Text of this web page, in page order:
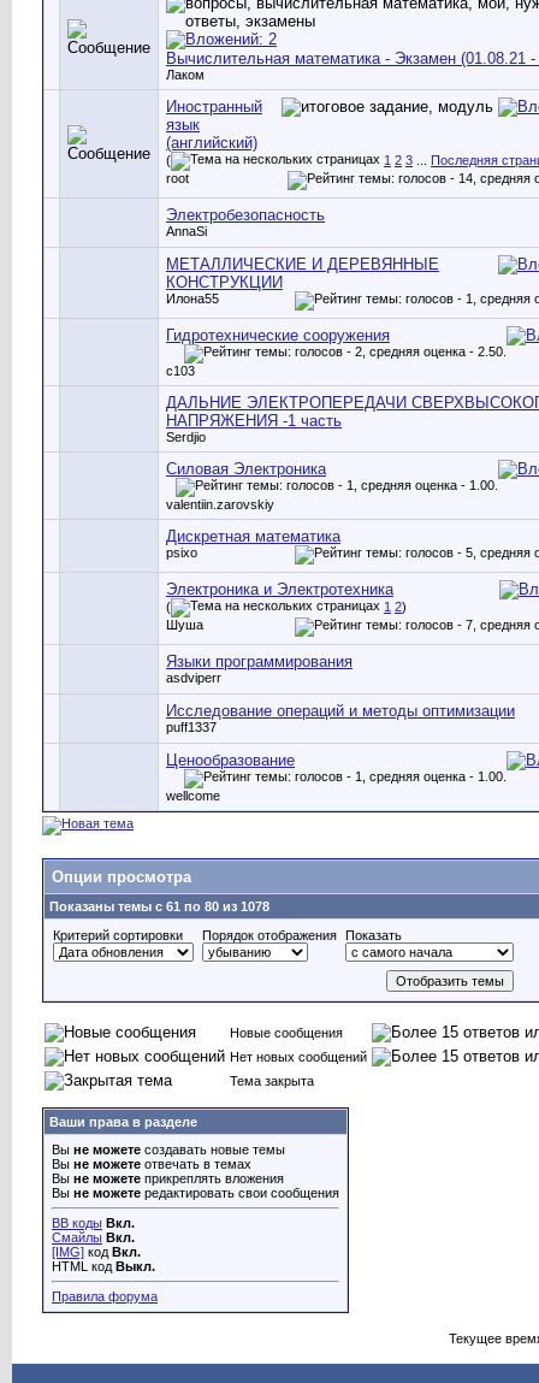
Вычислительная математика - Экзамен (01.08.21
Лаком
Иностранный
язык
(английский)
( 1 2 3
Последняя
root
Электробезопасность
AnnaSi
МЕТАЛЛИЧЕСКИЕ И ДЕРЕВЯННЫЕ
КОНСТРУКЦИИ
Илона55
Гидротехнические сооружения
c103
ДАЛЬНИЕ ЭЛЕКТРОПЕРЕДАЧИ
НАПРЯЖЕНИЯ -1 часть
Serdjio
Силовая Электроника
valentiin.zarovskiy
Дискретная математика
psixo
Электроника и Электротехника
( 1 2)
Шуша
Языки программирования
asdviperr
Исследование операций и методы оптимизации
puff1337
Ценообразование
wellcome
Опции просмотра
Показаны темы с 61 по 80 из 1078
Критерий сортировки
Порядок отображения Показать
Новые сообщения
Нет новых сообщений
Тема закрыта
Ваши права в разделе
Вы не можете создавать новые темы
Вы не можете отвечать в темах
Вы не можете прикреплять вложения
Вы не можете редактировать свои сообщения
BB коды Вкл.
Смайлы Вкл.
[IMG] код Вкл.
HTML код Выкл.
Правила форума
Текущее